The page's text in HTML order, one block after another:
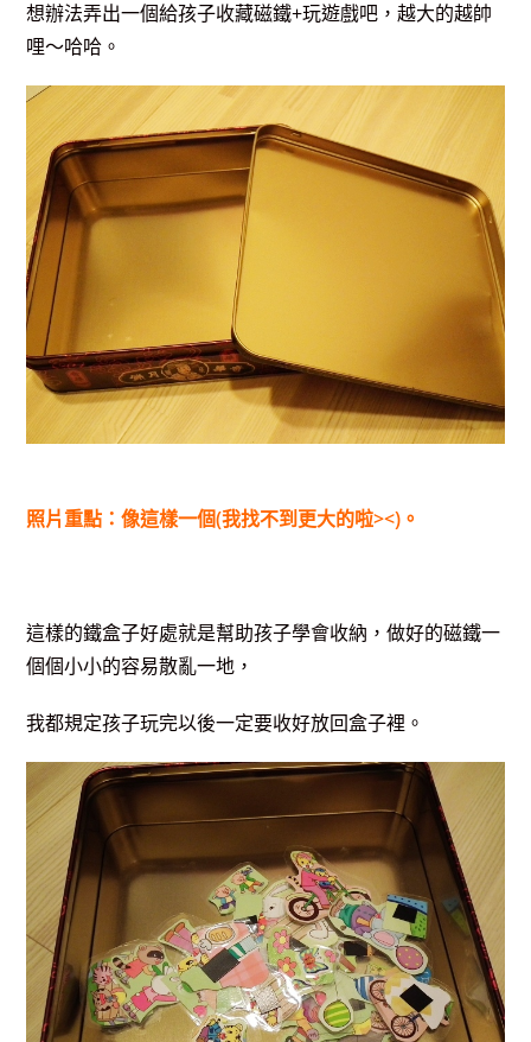
想辦法弄出一個給孩子收藏磁鐵+玩遊戲吧，越大的越帥
哩～哈哈。
照片重點：像這樣一個(我找不到更大的啦><)。
這樣的鐵盒子好處就是幫助孩子學會收納，做好的磁鐵一
個個小小的容易散亂一地，
我都規定孩子玩完以後一定要收好放回盒子裡。